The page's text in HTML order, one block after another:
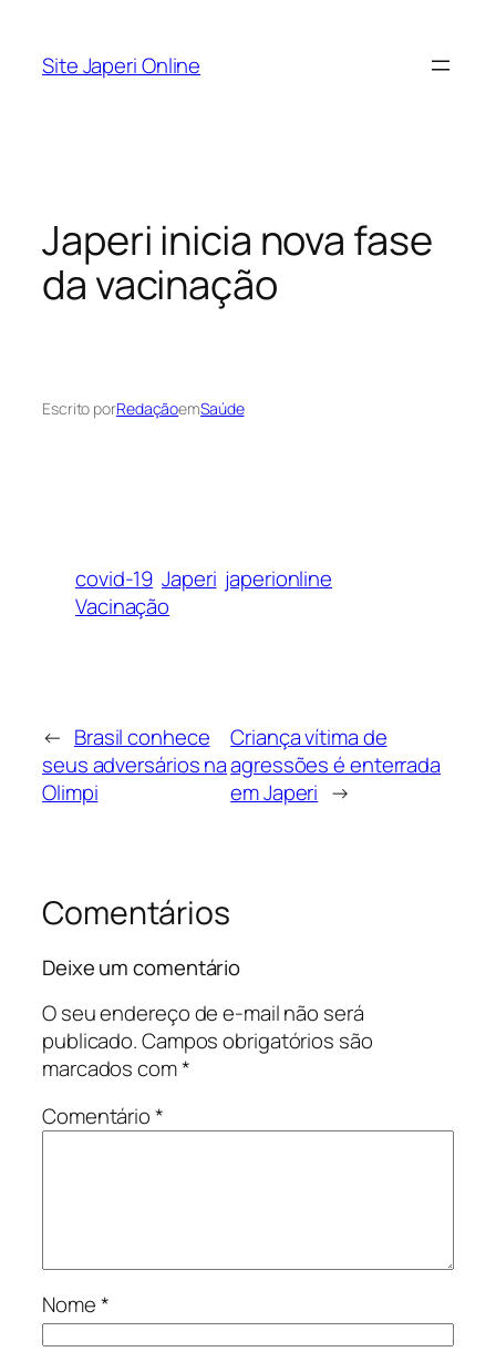
Site Japeri Online
Japeri inicia nova fase
da vacinação
Escrito porRedaçãoemSaúde
covid-19 Japeri japerionline
Vacinação
← Brasil conhece
seus adversários na
Olimpi
Criança vítima de
agressões é enterrada
em Japeri →
Comentários
Deixe um comentário
O seu endereço de e-mail não será
publicado.Campos obrigatórios são
marcados com*
Comentário*
Nome*